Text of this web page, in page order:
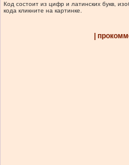
Код состоит из цифр и латинских букв,
кода кликните на картинке.
|